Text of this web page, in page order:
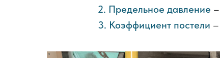
2. Предельное давление
3. Коэффициент постели